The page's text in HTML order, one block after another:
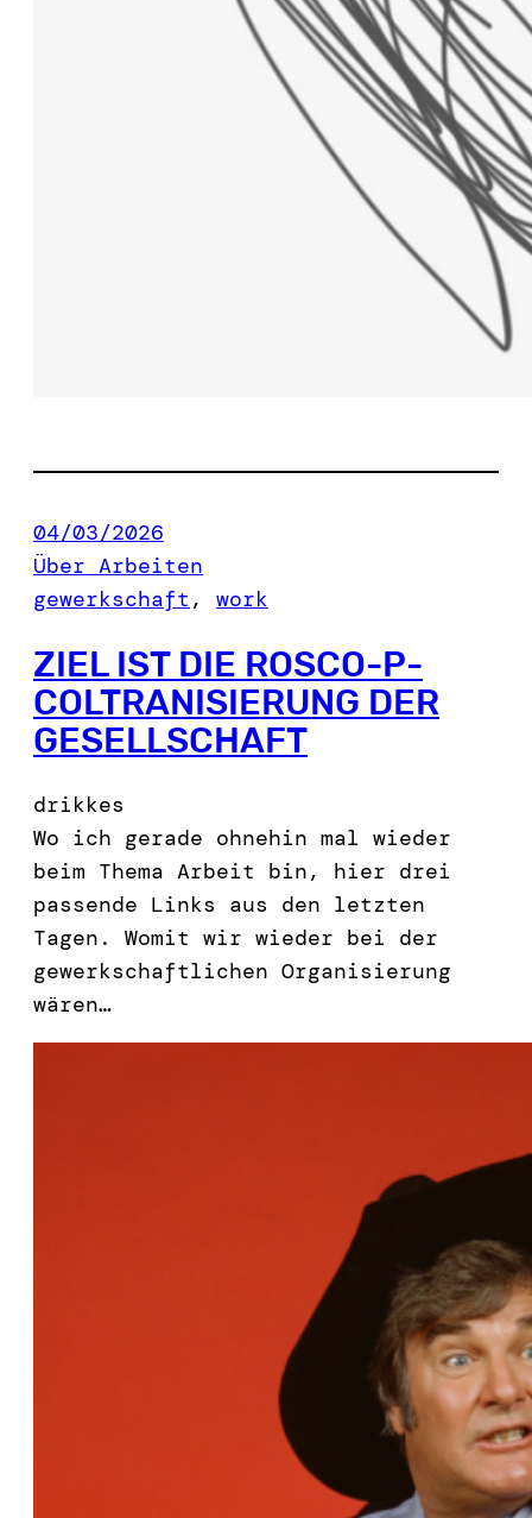
04/03/2026
Über Arbeiten
gewerkschaft , work
ZIEL IST DIE ROSCO-P-
COLTRANISIERUNG DER
GESELLSCHAFT
drikkes
Wo ich gerade ohnehin mal wieder
beim Thema Arbeit bin, hier drei
passende Links aus den letzten
Tagen. Womit wir wieder bei der
gewerkschaftlichen Organisierung
wären…